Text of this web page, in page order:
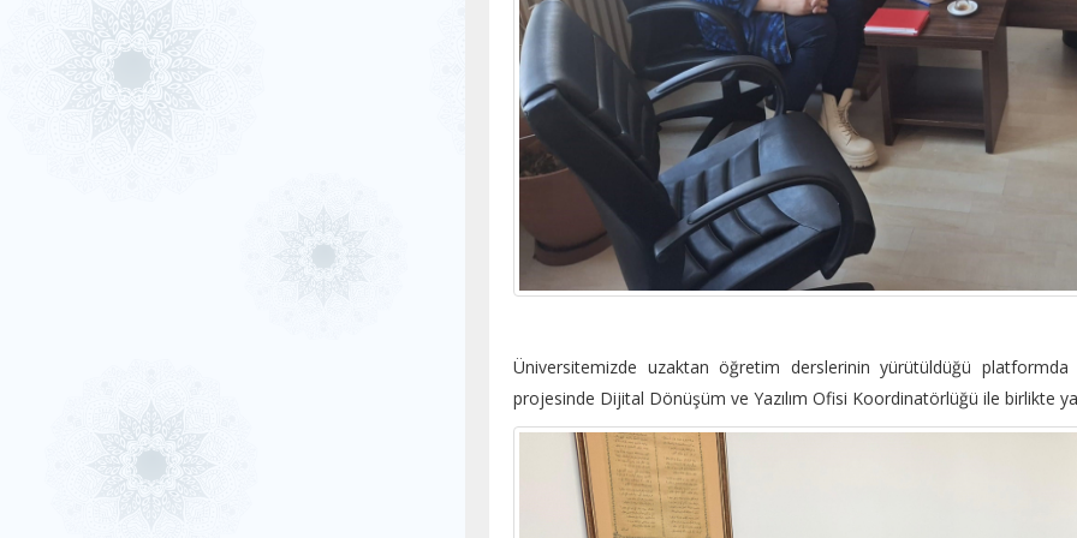
Üniversitemizde uzaktan öğretim derslerinin yürütüldüğü platformda
projesinde Dijital Dönüşüm ve Yazılım Ofisi Koordinatörlüğü ile birlikte